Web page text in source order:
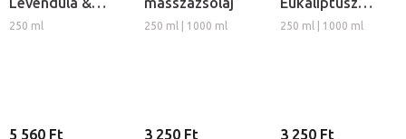
Grep
250 ml
5 560 Ft
250 ml | 1000 ml
3 250 Ft
masszázsolaj
250 ml | 1000 ml
3 250 Ft